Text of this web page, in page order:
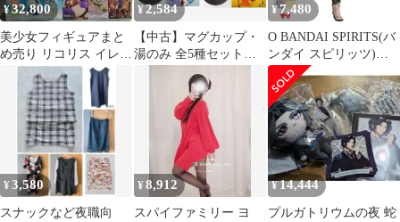
¥32,800
美少女フィギュアまと
め売り リコリス イレイ
ナ 椎名 ライザ 時崎 白
レム猫耳
¥2,584
【中古】マグカップ・
湯のみ 全5種セット
ER RECORDS トレーデ
ィングレコードコース
¥7,480
O BANDAI SPIRITS(バ
ンダイ スピリッツ)
S.H.Figuarts ヨル・フォ
ージャー -フォージャ
ー家のはは-
（SPY×FAMILY）フィ
ギュア ABS&PVC製 塗
装済み可動フィギュア
正規品 おもちゃ 室内遊
び プレゼント 誕生日
お祝い
¥3,580
スナックなど夜職向
¥8,912
スパイファミリー ヨ
¥14,444
プルガトリウムの夜 蛇